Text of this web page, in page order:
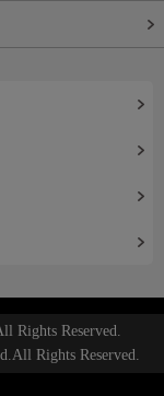
Rights Reserved.
Rights Reserved.